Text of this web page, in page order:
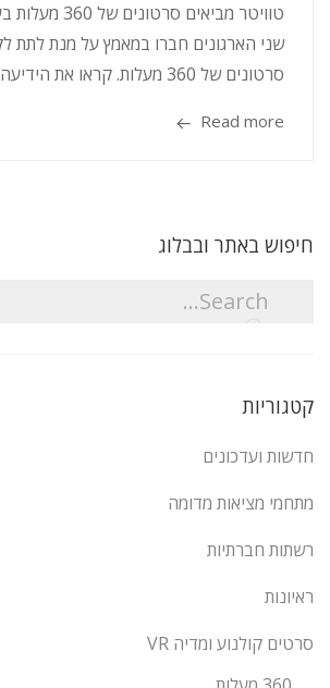
שני הארגונים חברו במאמץ על מנת לתת
סרטונים של 360 מעלות. קראו את הידיעה המלאה עכשיו!
Read more
חיפוש באתר ובבלוג
קטגוריות
חדשות ועדכונים
מתחמי מציאות מדומה
רשתות חברתיות
ראיונות
סרטים קולנוע ומדיה VR